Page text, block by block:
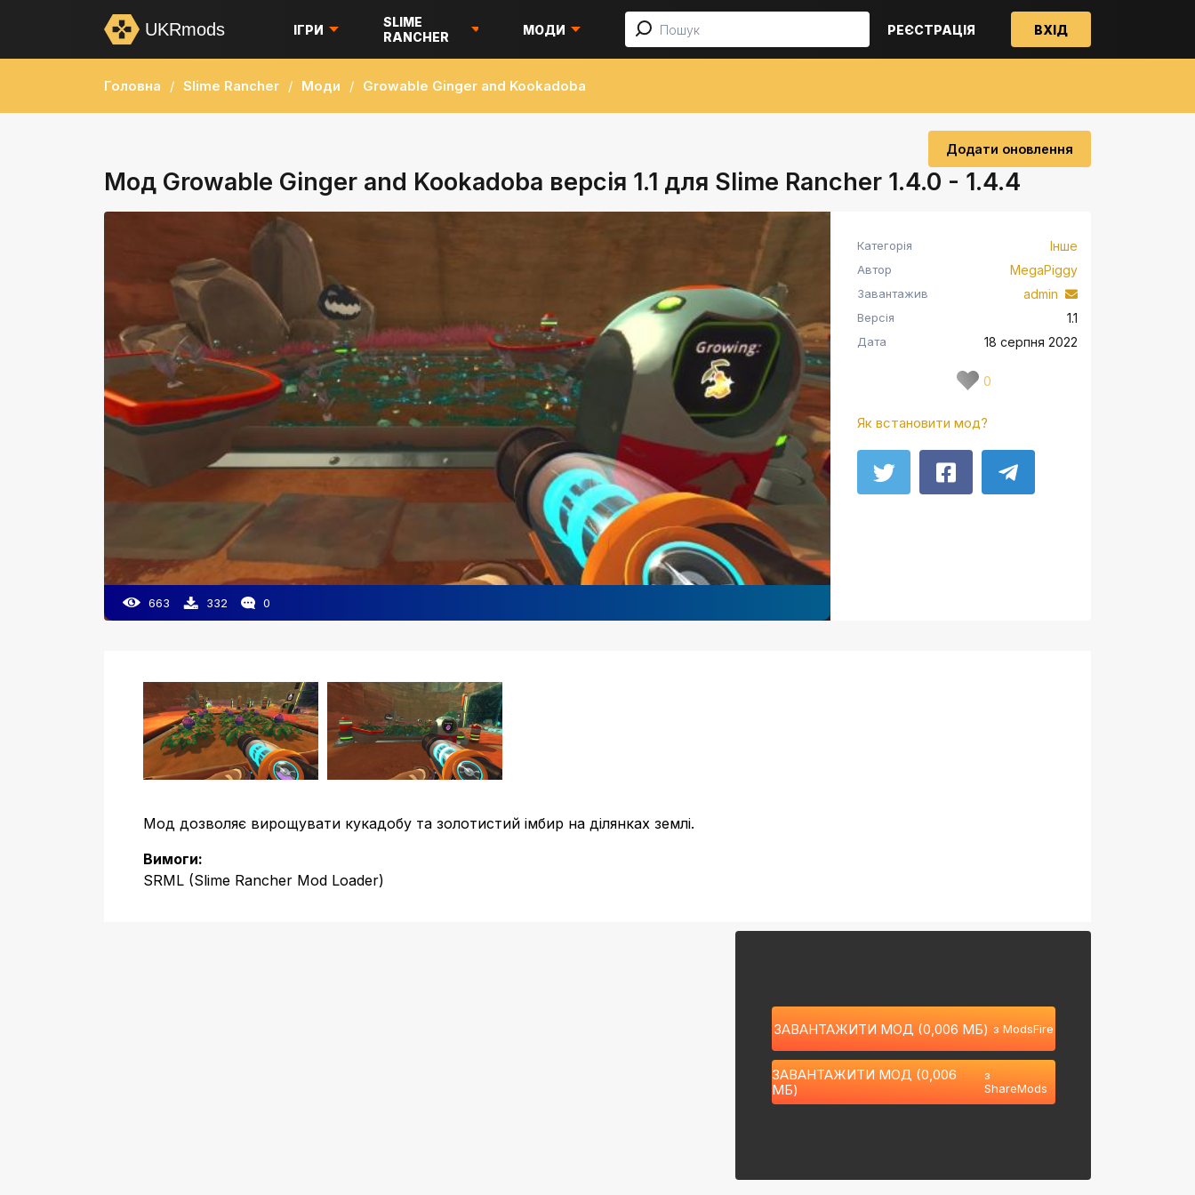
UKRmods ІГРИ
SLIME
RANCHER
МОДИ РЕЄСТРАЦІЯ ВХІД
Головна Slime Rancher Моди Growable Ginger and Kookadoba
Додати оновлення
Мод Growable Ginger and Kookadoba версія 1.1 для Slime Rancher 1.4.0 - 1.4.4
663 332 0
Категорія Інше
Автор MegaPiggy
Завантажив admin
Версія 1.1
Дата 18 серпня 2022
0
Як встановити мод?
Мод дозволяє вирощувати кукадобу та золотистий імбир на ділянках землі.
Вимоги:
SRML (Slime Rancher Mod Loader)
ЗАВАНТАЖИТИ МОД (0,006 МБ) з ModsFire
ЗАВАНТАЖИТИ МОД (0,006
МБ)
з
ShareMods